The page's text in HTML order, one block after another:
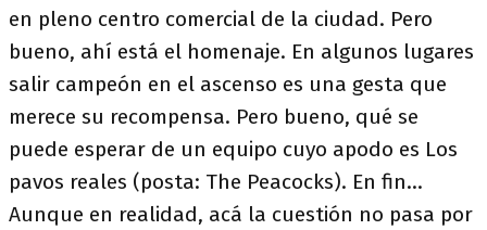
en pleno centro comercial de la ciudad. Pero
bueno, ahí está el homenaje. En algunos lugares
salir campeón en el ascenso es una gesta que
merece su recompensa. Pero bueno, qué se
puede esperar de un equipo cuyo apodo es Los
pavos reales (posta: The Peacocks). En fin…
Aunque en realidad, acá la cuestión no pasa por